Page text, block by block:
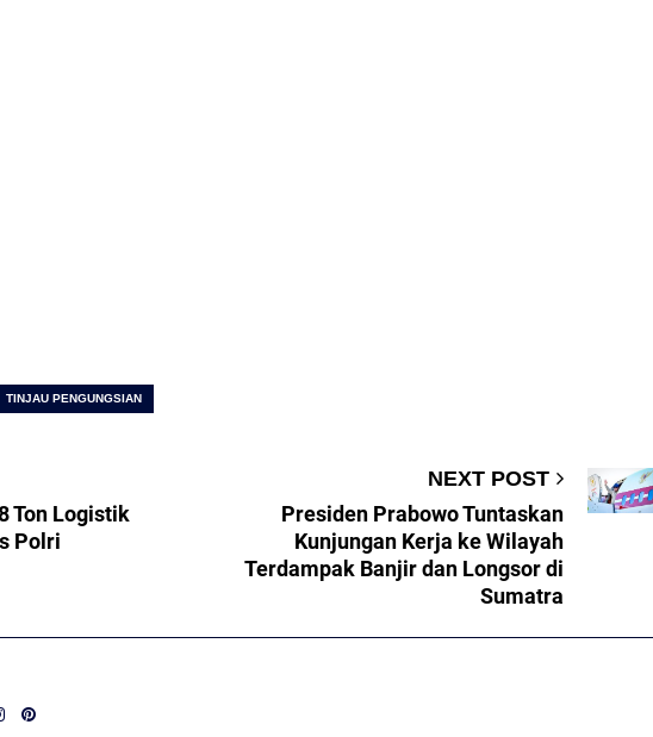
TINJAU PENGUNGSIAN
Ton Logistik
Polri
NEXT POST
Presiden Prabowo Tuntaskan
Kunjungan Kerja ke Wilayah
Terdampak Banjir dan Longsor di
Sumatra